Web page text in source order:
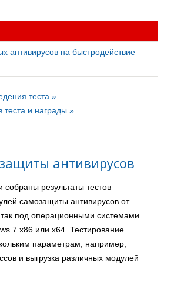
антивирусов на быстродействие
теста »
теста и награды »
антивирусов
собраны результаты тестов
самозащиты антивирусов от
под операционными системами
7 x86 или x64. Тестирование
параметрам, например,
и выгрузка различных модулей